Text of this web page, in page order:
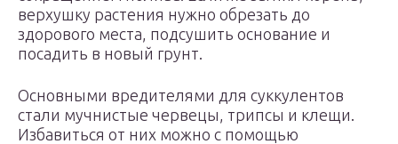
верхушку растения нужно обрезать до
здорового места, подсушить основание и
посадить в новый грунт.
Основными вредителями для суккулентов
стали мучнистые червецы, трипсы и клещи.
Избавиться от них можно с помощью